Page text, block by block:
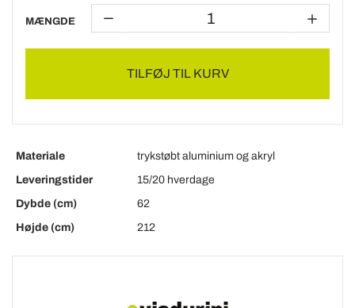
MÆNGDE
TILFØJ TIL KURV
Materiale
trykstøbt aluminium og akryl
Leveringstider
15/20 hverdage
Dybde (cm)
62
Højde (cm)
212